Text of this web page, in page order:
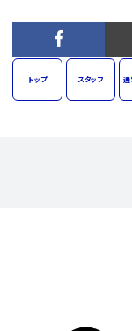
トップ スタッフ 通